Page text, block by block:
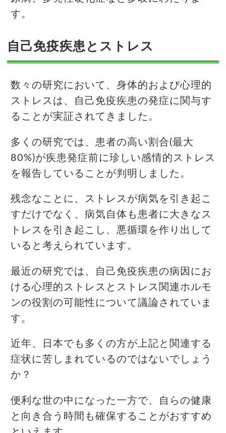
す。
自己免疫疾患とストレス
数々の研究において、身体的および心理的
ストレスは、自己免疫疾患の発症に関与す
ることが実証されてきました。
多くの研究では、患者の高い割合(最大
80%)が疾患発症前に珍しい感情的ストレス
を報告していることが判明しました。
残念なことに、ストレスが病気を引き起こ
すだけでなく、病気自体も患者に大きなス
トレスを引き起こし、悪循環を作り出して
いると考えられています。
最近の研究では、自己免疫疾患の病因にお
ける心理的ストレスとストレス関連ホルモ
ンの役割の可能性について議論されていま
す。
近年、日本でも多くの方が上記と関連する
症状に苦しまれているのではないでしょう
か？
便利な世の中になった一方で、自らの健康
と向き合う時間も確保することがおすすめ